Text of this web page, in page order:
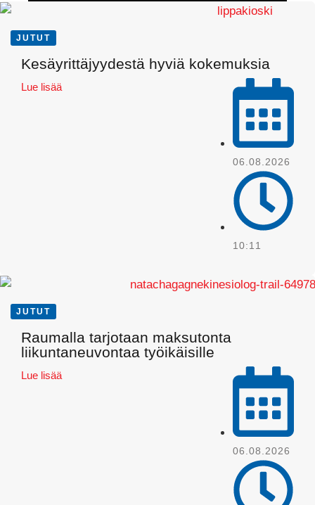
LinkedIn
Pinterest
JUTUT
Kesäyrittäjyydestä hyviä kokemuksia
Lue lisää
06.08.2026
10:11
JUTUT
Raumalla tarjotaan maksutonta
liikuntaneuvontaa työikäisille
Lue lisää
06.08.2026